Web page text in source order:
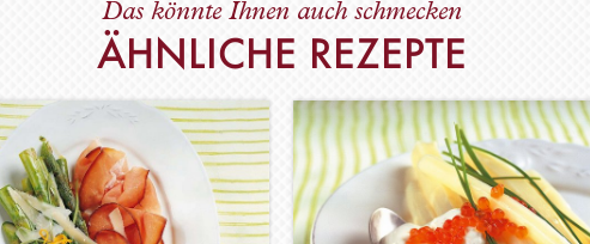
Das könnte Ihnen auch schmecken
ÄHNLICHE REZEPTE